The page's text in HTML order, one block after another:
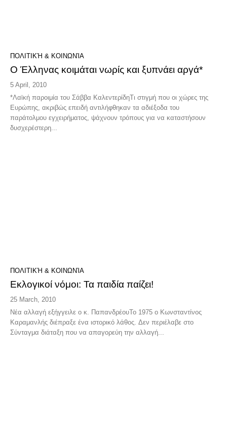
ΠΟΛΙΤΙΚΉ & ΚΟΙΝΩΝΊΑ
Ο Έλληνας κοιμάται νωρίς και ξυπνάει αργά*
5 April, 2010
*Λαϊκή παροιμία του Σάββα ΚαλεντερίδηΤι στιγμή που οι χώρες της
Ευρώπης, ακριβώς επειδή αντιλήφθηκαν τα αδιέξοδα του
παράτολμου εγχειρήματος, ψάχνουν τρόπους για να καταστήσουν
δυσχερέστερη...
ΠΟΛΙΤΙΚΉ & ΚΟΙΝΩΝΊΑ
Εκλογικοί νόμοι: Τα παιδία παίζει!
25 March, 2010
Νέα αλλαγή εξήγγειλε ο κ. ΠαπανδρέουΤο 1975 ο Κωνσταντίνος
Καραμανλής διέπραξε ένα ιστορικό λάθος. Δεν περιέλαβε στο
Σύνταγμα διάταξη που να απαγορεύη την αλλαγή...